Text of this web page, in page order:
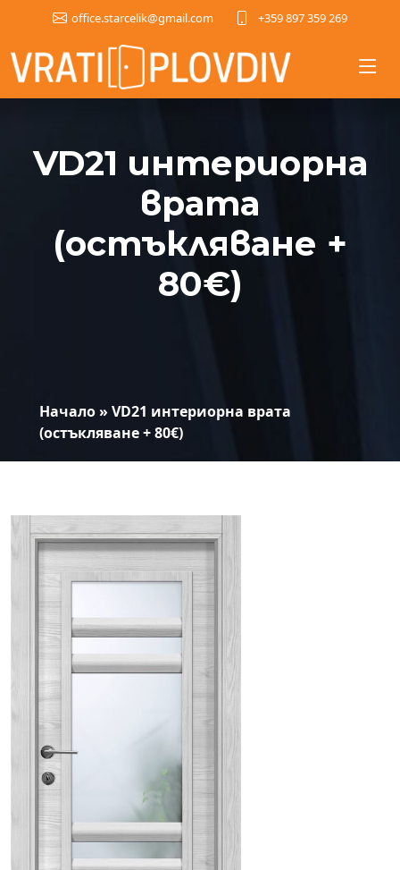
office.starcelik@gmail.com +359 897 359 269
VD21 интериорна
врата
(остъкляване +
80€)
Начало» VD21 интериорна врата
(остъкляване + 80€)